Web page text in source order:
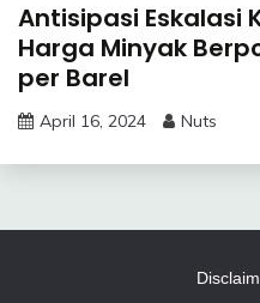
Antisipasi Eskalasi
Harga Minyak
per Barel
April 16, 2024 Nuts